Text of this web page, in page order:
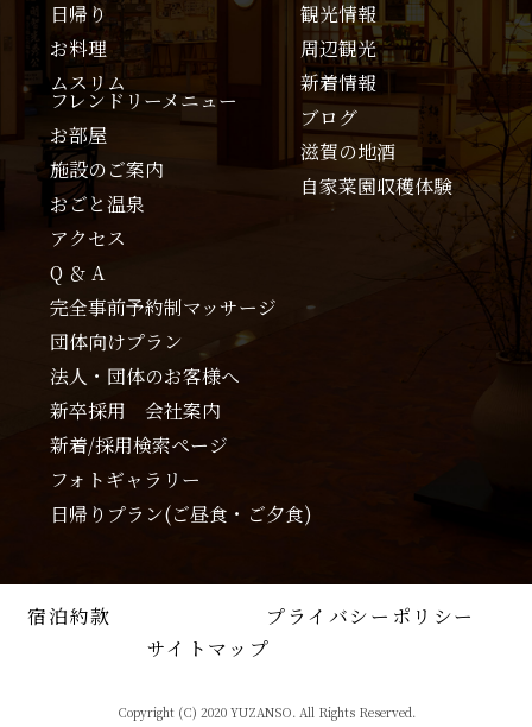
日帰り
お料理
ムスリム
フレンドリーメニュー
お部屋
施設のご案内
おごと温泉
アクセス
観光情報
周辺観光
新着情報
ブログ
滋賀の地酒
自家菜園収穫体験
Q ＆ A
完全事前予約制マッサージ
団体向けプラン
法人・団体のお客様へ
新卒採用 会社案内
新着/採用検索ページ
フォトギャラリー
日帰りプラン(ご昼食・ご夕食)
宿泊約款
プライバシーポリシー
サイトマップ
Copyright (C) 2020 YUZANSO. All Rights Reserved.